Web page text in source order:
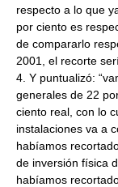
respecto a lo que
por ciento es
de compararlo
2001, el recorte
4. Y puntualizó:
generales de 22
ciento real, con lo
instalaciones va a
habíamos
de inversión física
habíamos